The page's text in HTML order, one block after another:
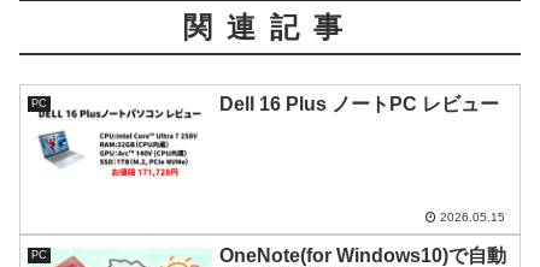
関連記事
PC Dell 16 Plus ノートPC レビュー
2026.05.15
PC
OneNote(for Windows10)で自動